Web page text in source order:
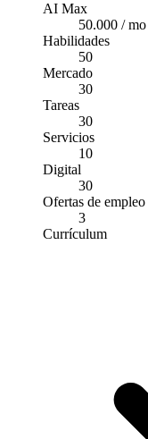
AI Max
50.000 / mo
Habilidades
50
Mercado
30
Tareas
30
Servicios
10
Digital
30
Ofertas de empleo
3
Currículum